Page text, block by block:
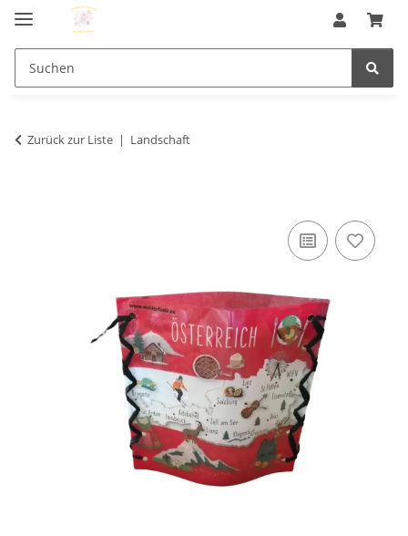
Zurück zur Liste Landschaft